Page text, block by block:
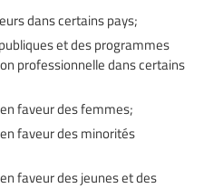
dans certains pays;
et des programmes
professionnelle dans certains
faveur des femmes;
faveur des minorités
faveur des jeunes et des